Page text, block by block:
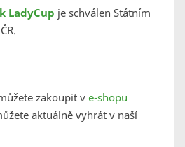
LadyCup je schválen Státním
zakoupit v e-shopu
aktuálně vyhrát v naší